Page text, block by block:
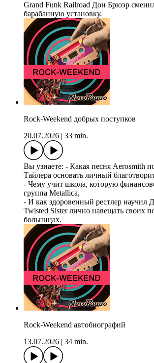
Grand Funk Railroad Дон Брюэр
барабанную установку.
Rock-Weekend добрых поступков
20.07.2026
33 min.
Вы узнаете: - Какая песня Aerosmith
Тайлера основать личный
- Чему учит школа, которую
группа Metallica,
- И как здоровенный рестлер научил
Twisted Sister лично навещать своих
больницах.
Rock-Weekend автобиографий
13.07.2026
34 min.